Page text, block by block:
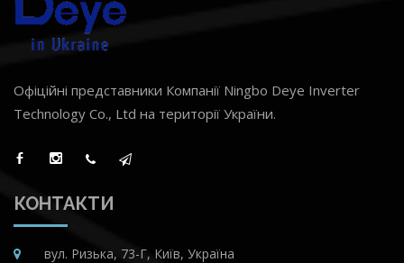
Офіційні представники Компанії Ningbo Deye Inverter
Technology Co., Ltd на території України.
КОНТАКТИ
вул. Ризька, 73-Г, Київ, Україна